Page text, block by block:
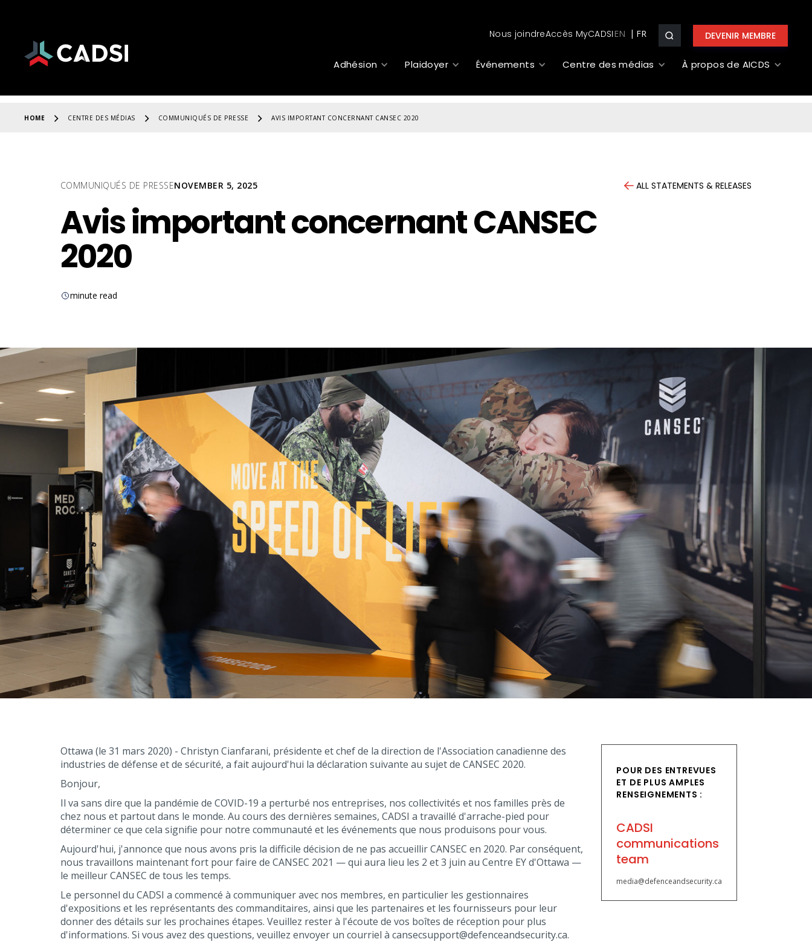
Nous joindreAccès MyCADSI EN DEVENIR MEMBRE
Adhésion Plaidoyer Événements Centre des médias À propos de AICDS
HOME CENTRE DES MÉDIAS COMMUNIQUÉS DE PRESSE AVIS IMPORTANT CONCERNANT CANSEC 2020
COMMUNIQUÉS DE PRESSENOVEMBER 5, 2025 ALL STATEMENTS & RELEASES
Avis important concernant CANSEC
2020
minute read
Ottawa (le 31 mars 2020) - Christyn Cianfarani, présidente et chef de la direction de l'Association canadienne des
industries de défense et de sécurité, a fait aujourd'hui la déclaration suivante au sujet de CANSEC 2020.
Bonjour,
Il va sans dire que la pandémie de COVID-19 a perturbé nos entreprises, nos collectivités et nos familles près de
chez nous et partout dans le monde. Au cours des dernières semaines, CADSI a travaillé d'arrache-pied pour
déterminer ce que cela signifie pour notre communauté et les événements que nous produisons pour vous.
Aujourd'hui, j'annonce que nous avons pris la difficile décision de ne pas accueillir CANSEC en 2020. Par conséquent,
nous travaillons maintenant fort pour faire de CANSEC 2021 — qui aura lieu les 2 et 3 juin au Centre EY d'Ottawa —
le meilleur CANSEC de tous les temps.
Le personnel du CADSI a commencé à communiquer avec nos membres, en particulier les gestionnaires
d'expositions et les représentants des commanditaires, ainsi que les partenaires et les fournisseurs pour leur
donner des détails sur les prochaines étapes. Veuillez rester à l'écoute de vos boîtes de réception pour plus
d'informations. Si vous avez des questions, veuillez envoyer un courriel à cansecsupport@defenceandsecurity.ca.
POUR DES ENTREVUES
ET DE PLUS AMPLES
RENSEIGNEMENTS :
CADSI
communications
team
media@defenceandsecurity.ca